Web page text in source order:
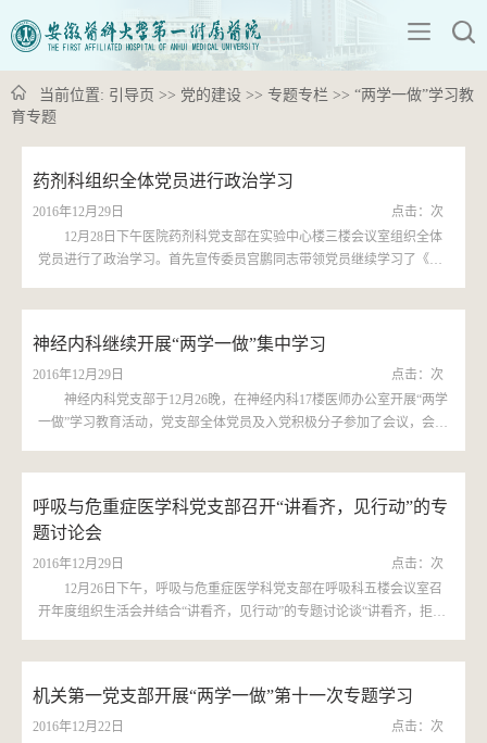
当前位置: 引导页 >> 党的建设 >> 专题专栏 >> “两学一做”学习教
育专题
药剂科组织全体党员进行政治学习
2016年12月29日 点击： 次
12月28日下午医院药剂科党支部在实验中心楼三楼会议室组织全体
党员进行了政治学习。首先宣传委员宫鹏同志带领党员继续学习了《关
神经内科继续开展“两学一做”集中学习
2016年12月29日 点击： 次
神经内科党支部于12月26晚，在神经内科17楼医师办公室开展“两学
一做”学习教育活动，党支部全体党员及入党积极分子参加了会议，会议
呼吸与危重症医学科党支部召开“讲看齐，见行动”的专
题讨论会
2016年12月29日 点击： 次
12月26日下午，呼吸与危重症医学科党支部在呼吸科五楼会议室召
开年度组织生活会并结合“讲看齐，见行动”的专题讨论谈“讲看齐，拒回
机关第一党支部开展“两学一做”第十一次专题学习
2016年12月22日 点击： 次